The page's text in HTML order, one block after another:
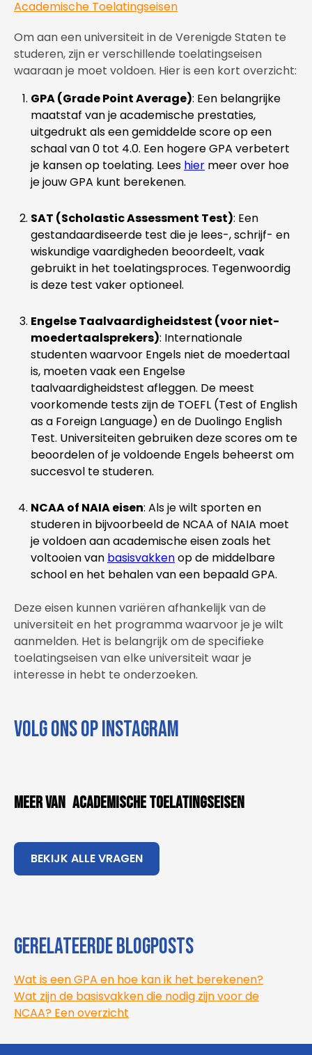
Academische Toelatingseisen
Om aan een universiteit in de Verenigde Staten te
studeren, zijn er verschillende toelatingseisen
waaraan je moet voldoen. Hier is een kort overzicht:
GPA (Grade Point Average): Een belangrijke
maatstaf van je academische prestaties,
uitgedrukt als een gemiddelde score op een
schaal van 0 tot 4.0. Een hogere GPA verbetert
je kansen op toelating. Lees hier meer over hoe
je jouw GPA kunt berekenen.
SAT (Scholastic Assessment Test): Een
gestandaardiseerde test die je lees-, schrijf- en
wiskundige vaardigheden beoordeelt, vaak
gebruikt in het toelatingsproces. Tegenwoordig
is deze test vaker optioneel.
Engelse Taalvaardigheidstest (voor niet-
moedertaalsprekers): Internationale
studenten waarvoor Engels niet de moedertaal
is, moeten vaak een Engelse
taalvaardigheidstest afleggen. De meest
voorkomende tests zijn de TOEFL (Test of English
as a Foreign Language) en de Duolingo English
Test. Universiteiten gebruiken deze scores om te
beoordelen of je voldoende Engels beheerst om
succesvol te studeren.
NCAA of NAIA eisen: Als je wilt sporten en
studeren in bijvoorbeeld de NCAA of NAIA moet
je voldoen aan academische eisen zoals het
voltooien van basisvakkenop de middelbare
school en het behalen van een bepaald GPA.
Deze eisen kunnen variëren afhankelijk van de
universiteit en het programma waarvoor je je wilt
aanmelden. Het is belangrijk om de specifieke
toelatingseisen van elke universiteit waar je
interesse in hebt te onderzoeken.
Volg ons op instagram
Meer van Academische Toelatingseisen
BEKIJK ALLE VRAGEN
Gerelateerde blogposts
Wat is een GPA en hoe kan ik het berekenen?
Wat zijn de basisvakken die nodig zijn voor de
NCAA? Een overzicht